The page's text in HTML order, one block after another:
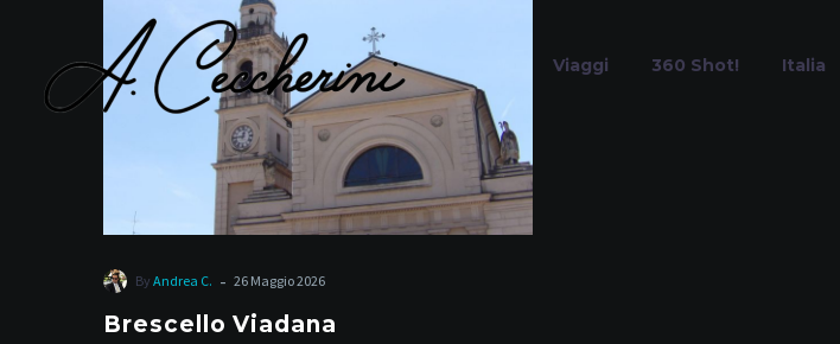
Viaggi 360 Shot! Italia
By Andrea C. - 26 Maggio 2026
Brescello Viadana